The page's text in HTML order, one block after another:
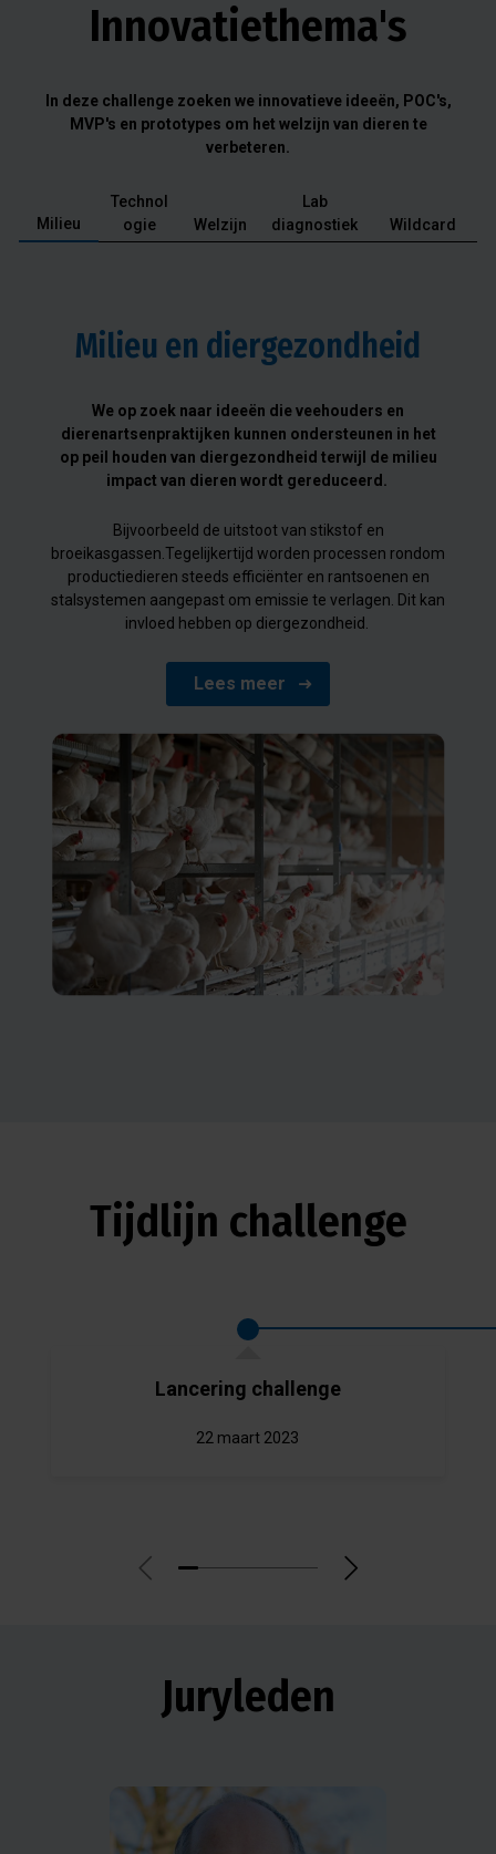
Innovatiethema's
In deze challenge zoeken we innovatieve ideeën, POC's,
MVP's en prototypes om het welzijn van dieren te
verbeteren.
Milieu
Technol
ogie
Welzijn
Lab
diagnostiek
Wildcard
Milieu en diergezondheid
We op zoek naar ideeën die veehouders en
dierenartsenpraktijken kunnen ondersteunen in het
op peil houden van diergezondheid terwijl de milieu
impact van dieren wordt gereduceerd.
Bijvoorbeeld de uitstoot van stikstof en
broeikasgassen.Tegelijkertijd worden processen rondom
productiedieren steeds efficiënter en rantsoenen en
stalsystemen aangepast om emissie te verlagen. Dit kan
invloed hebben op diergezondheid.
Lees meer
Tijdlijn challenge
Lancering challenge
22 maart 2023
Juryleden